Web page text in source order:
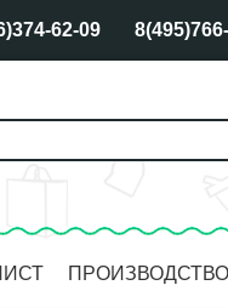
62-09
ПРОИЗВОДСТВО